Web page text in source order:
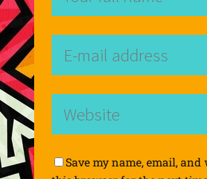
Save my name, email, and